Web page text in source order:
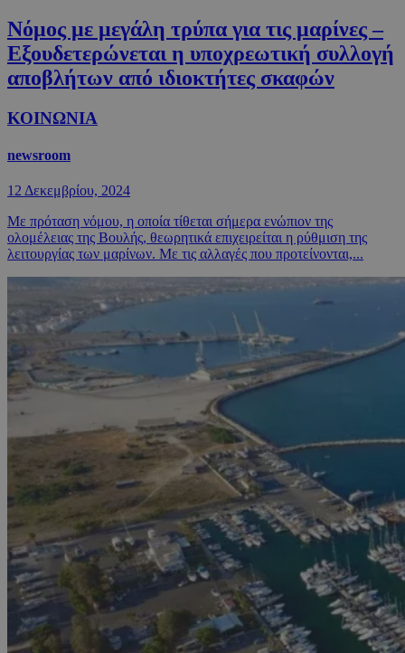
Νόμος με μεγάλη τρύπα για τις μαρίνες –
Εξουδετερώνεται η υποχρεωτική συλλογή
αποβλήτων από ιδιοκτήτες σκαφών
ΚΟΙΝΩΝΙΑ
newsroom
12 Δεκεμβρίου, 2024
Με πρόταση νόμου, η οποία τίθεται σήμερα ενώπιον της
ολομέλειας της Βουλής, θεωρητικά επιχειρείται η ρύθμιση της
λειτουργίας των μαρίνων. Με τις αλλαγές που προτείνονται,...